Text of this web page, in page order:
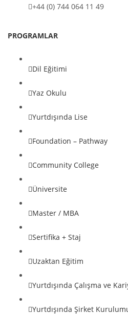
+44 (0) 744 064 11 49
PROGRAMLAR
Dil Eğitimi
Yaz Okulu
Yurtdışında Lise
Foundation – Pathway
Community College
Üniversite
Master / MBA
Sertifika + Staj
Uzaktan Eğitim
Yurtdışında Çalışma ve
Yurtdışında Şirket